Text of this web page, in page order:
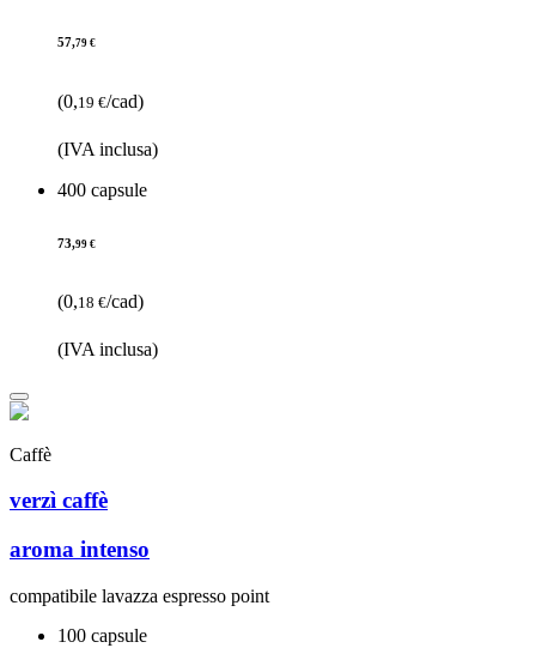
57,79 €
(0,19 €/cad)
(IVA inclusa)
400 capsule
73,99 €
(0,18 €/cad)
(IVA inclusa)
Caffè
verzì caffè
aroma intenso
compatibile lavazza espresso point
100 capsule